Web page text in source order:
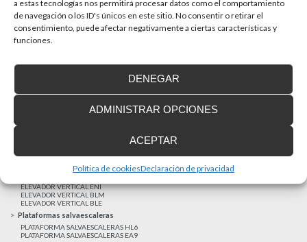
a estas tecnologías nos permitirá procesar datos como el comportamiento
de navegación o los ID's únicos en este sitio. No consentir o retirar el
consentimiento, puede afectar negativamente a ciertas características y
funciones.
ACEPTAR
DENEGAR
ADMINISTRAR OPCIONES
Política de cookiesDeclaración de privacidad
MAS NOTICIAS
Elevadores verticales
ELEVADOR VERTICAL ENI
ELEVADOR VERTICAL BLM
ELEVADOR VERTICAL BLE
Plataformas salvaescaleras
PLATAFORMA SALVAESCALERAS HL6
PLATAFORMA SALVAESCALERAS EA9